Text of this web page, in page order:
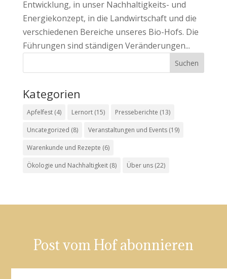
Entwicklung, in unser Nachhaltigkeits- und
Energiekonzept, in die Landwirtschaft und die
verschiedenen Bereiche unseres Bio-Hofs. Die
Führungen sind ständigen Veränderungen...
Kategorien
Apfelfest(4) Lernort(15) Presseberichte (13)
Uncategorized (8) Veranstaltungen und Events(19)
Warenkunde und Rezepte (6)
Ökologie und Nachhaltigkeit(8) Über uns(22)
Post vom Hof abonnieren